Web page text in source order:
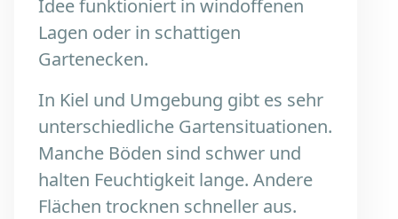
Idee funktioniert in windoffenen
Lagen oder in schattigen
Gartenecken.
In Kiel und Umgebung gibt es sehr
unterschiedliche Gartensituationen.
Manche Böden sind schwer und
halten Feuchtigkeit lange. Andere
Flächen trocknen schneller aus.